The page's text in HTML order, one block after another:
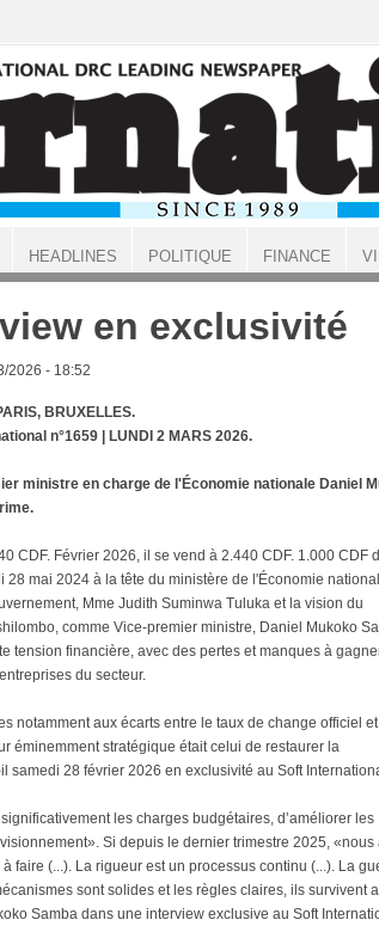
en exclusivité
2026 - 18:52
BRUXELLES.
n°1659 | LUNDI 2 MARS 2026.
ministre en charge de l'Économie nationale Daniel
CDF. Février 2026, il se vend à 2.440 CDF. 1.000 CDF
mai 2024 à la tête du ministère de l'Économie
Mme Judith Suminwa Tuluka et la vision du
comme Vice-premier ministre, Daniel Mukoko
tension financière, avec des pertes et manques à
du secteur.
notamment aux écarts entre le taux de change officiel
éminemment stratégique était celui de restaurer la
28 février 2026 en exclusivité au Soft
les charges budgétaires, d’améliorer les
Si depuis le dernier trimestre 2025, «nous
faire (...). La rigueur est un processus continu (...). La
sont solides et les règles claires, ils survivent
Samba dans une interview exclusive au Soft
HEADLINES POLITIQUE FINANCE